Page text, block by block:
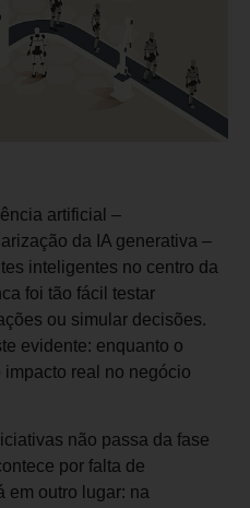
artificial –
da IA generativa –
inteligentes no centro da
foi tão fácil testar
ou simular decisões.
evidente: enquanto o
real no negócio
não passa da fase
por falta de
em outro lugar: na